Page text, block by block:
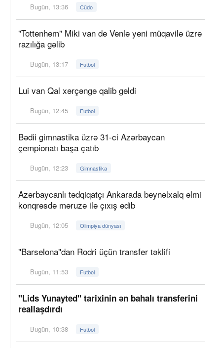
Bugün, 13:36 Cüdo
"Tottenhem" Miki van de Venlə yeni müqavilə üzrə
razılığa gəlib
Bugün, 13:17 Futbol
Lui van Qal xərçəngə qalib gəldi
Bugün, 12:45 Futbol
Bədii gimnastika üzrə 31-ci Azərbaycan
çempionatı başa çatıb
Bugün, 12:23 Gimnastika
Azərbaycanlı tədqiqatçı Ankarada beynəlxalq elmi
konqresdə məruzə ilə çıxış edib
Bugün, 12:05 Olimpiya dünyası
"Barselona"dan Rodri üçün transfer təklifi
Bugün, 11:53 Futbol
"Lids Yunayted" tarixinin ən bahalı transferini
reallaşdırdı
Bugün, 10:38 Futbol